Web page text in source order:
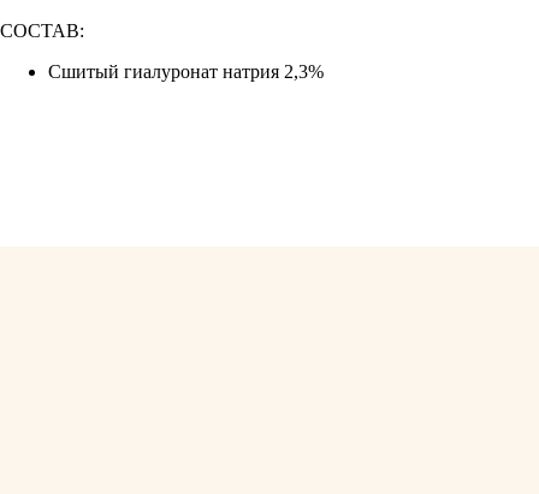
CОСТАВ:
Сшитый гиалуронат натрия 2,3%